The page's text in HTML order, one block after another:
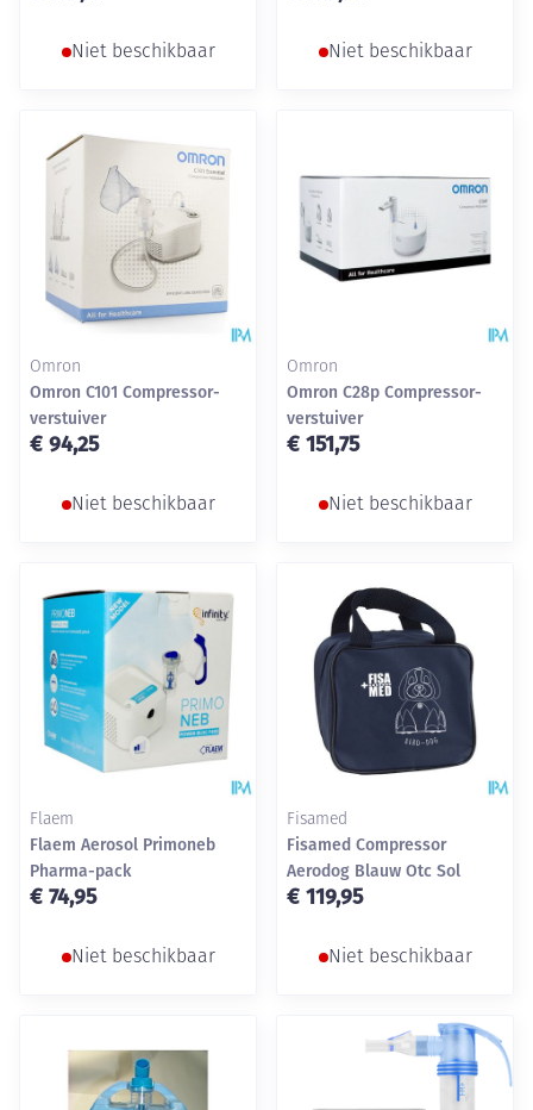
Niet beschikbaar Niet beschikbaar
Omron
Omron C101 Compressor-
verstuiver
€ 94,25
Niet beschikbaar
Omron
Omron C28p Compressor-
verstuiver
€ 151,75
Niet beschikbaar
Flaem
Flaem Aerosol Primoneb
Pharma-pack
€ 74,95
Niet beschikbaar
Fisamed
Fisamed Compressor
Aerodog Blauw Otc Sol
€ 119,95
Niet beschikbaar